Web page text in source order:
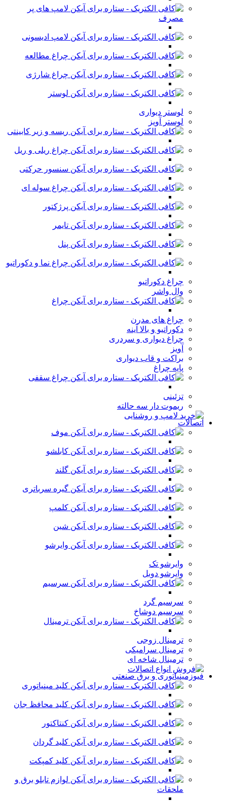
لامپ های پر
مصرف
لامپ ادیسونی
چراغ مطالعه
چراغ شارژی
لوستر
لوستر دیواری
لوستر آویز
ریسه و زیر کابینتی
چراغ ریلی و ریل
سنسور حرکتی
چراغ سوله ای
پرژکتور
تایمر
پنل
چراغ نما و دکوراتیو
چراغ دکوراتیو
وال واشر
چراغ
چراغ های مدرن
دکوراتیو و بالا آینه
چراغ دیواری و سردری
آویز
براکت و قاب دیواری
پایه چراغ
چراغ سقفی
تزئینی
ریموت دار سه حالته
اتصالات
موف
کابلشو
گلند
گیره سرباتری
کلمپ
شین
وایرشو
وایرشو تک
وایرشو دوبل
سرسیم
سرسیم گرد
سرسیم دوشاخ
ترمینال
ترمینال زوجی
ترمینال سرامیکی
ترمینال شاخه ای
فیوزمینیاتوری و برق صنعتی
کلید مینیاتوری
کلید محافظ جان
کنتاکتور
کلید گردان
کلید کمپکت
لوازم تابلو برق و
ملحقات